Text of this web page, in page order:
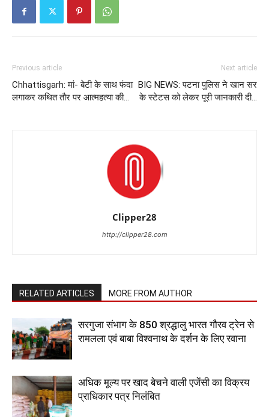
Previous article
Chhattisgarh: मां- बेटी के साथ फंदा
लगाकर कथित तौर पर आत्महत्या की…
Next article
BIG NEWS: पटना पुलिस ने खान सर
के स्टेटस को लेकर पूरी जानकारी दी…
Clipper28
http://clipper28.com
RELATED ARTICLES MORE FROM AUTHOR
सरगुजा संभाग के 850 श्रद्धालु भारत गौरव ट्रेन से
रामलला एवं बाबा विश्वनाथ के दर्शन के लिए रवाना
अधिक मूल्य पर खाद बेचने वाली एजेंसी का विक्रय
प्राधिकार पत्र निलंबित